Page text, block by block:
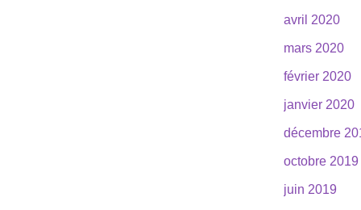
avril 2020
mars 2020
février 2020
janvier 2020
décembre
octobre 2019
juin 2019